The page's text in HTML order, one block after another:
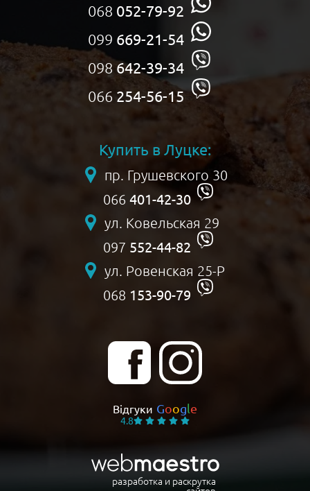
Відгуки Google
4.8
068 052-79-92
099 669-21-54
098 642-39-34
066 254-56-15
Купить в Луцке:
пр. Грушевского 30
066 401-42-30
ул. Ковельская 29
097 552-44-82
ул. Ровенская 25-Р
068 153-90-79
разработка и раскрутка